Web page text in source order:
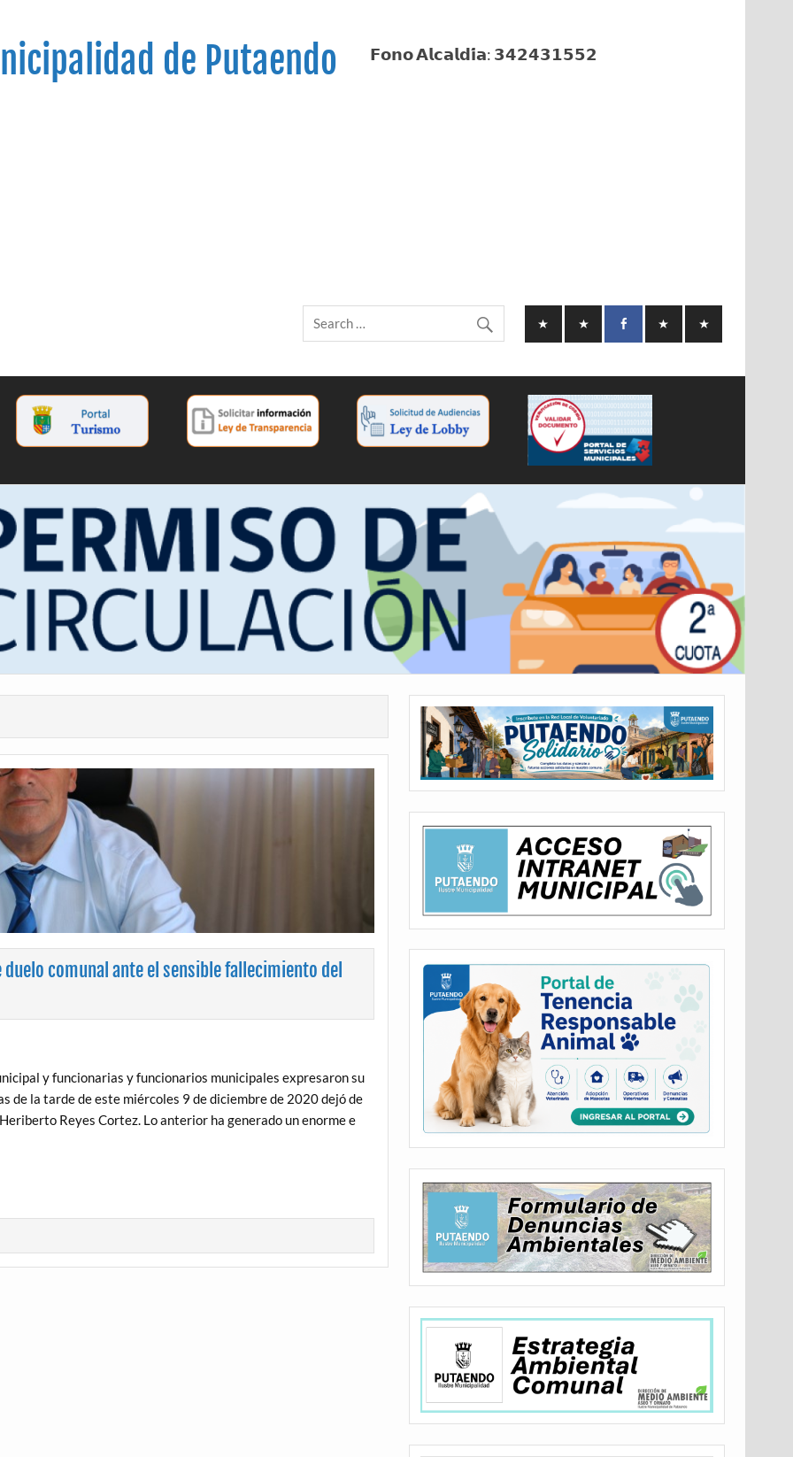
de Putaendo 𝗙𝗼𝗻𝗼 𝗔𝗹𝗰𝗮𝗹𝗱𝗶́𝗮: 𝟯𝟰𝟮𝟰𝟯𝟭𝟱𝟱𝟮
comunal ante el sensible fallecimiento del
y funcionarias y funcionarios municipales expresaron su
la tarde de este miércoles 9 de diciembre de 2020 dejó de
Reyes Cortez. Lo anterior ha generado un enorme e